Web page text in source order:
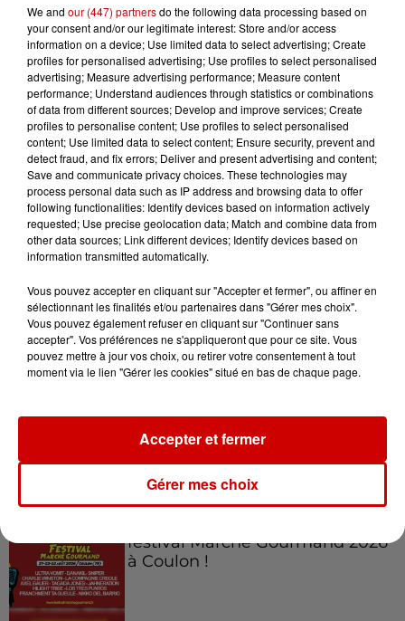
amende
9 août 2026
Un incendie se déclare à
l’hôpital du Mans
9 août 2026
La comédienne rochefortaise
Dominique Frot est décédée
Jeux Voir plus
l'événement Ride the Show à
Morlaix !
festival Marché Gourmand 2026
à Coulon !
We and our (447) partnersdo the following data processing based on
your consent and/or our legitimate interest: Store and/or access
information on a device; Use limited data to select advertising; Create
profiles for personalised advertising; Use profiles to select personalised
advertising; Measure advertising performance; Measure content
performance; Understand audiences through statistics or combinations
of data from different sources; Develop and improve services; Create
profiles to personalise content; Use profiles to select personalised
content; Use limited data to select content; Ensure security, prevent and
detect fraud, and fix errors; Deliver and present advertising and content;
Save and communicate privacy choices. These technologies may
process personal data such as IP address and browsing data to offer
following functionalities: Identify devices based on information actively
requested; Use precise geolocation data; Match and combine data from
other data sources; Link different devices; Identify devices based on
information transmitted automatically.
Vous pouvez accepter en cliquant sur "Accepter et fermer", ou affiner en
sélectionnant les finalités et/ou partenaires dans "Gérer mes choix".
Vous pouvez également refuser en cliquant sur "Continuer sans
accepter". Vos préférences ne s'appliqueront que pour ce site. Vous
pouvez mettre à jour vos choix, ou retirer votre consentement à tout
moment via le lien "Gérer les cookies" situé en bas de chaque page.
Gérer mes choix
Accepter et fermer